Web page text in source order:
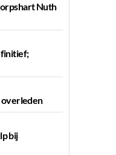
Nuth
bij